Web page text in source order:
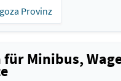
Provinz
Minibus,